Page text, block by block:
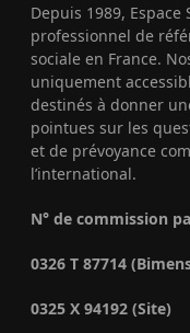
Depuis 1989,
professionnel de
sociale en France.
uniquement
destinés à donner
pointues sur les
et de prévoyance
l’international.
N° de commission
0326 T 87714
0325 X 94192 (Site)